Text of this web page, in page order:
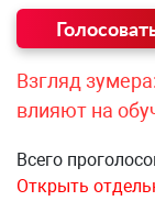
Взгляд
влияют на
Всего
Открыть